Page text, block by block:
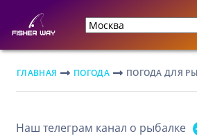
ГЛАВНАЯ ПОГОДА ПОГОДА ДЛЯ
Наш телеграм канал о рыбалке